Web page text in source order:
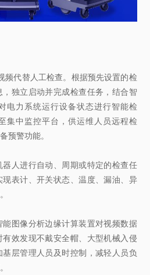
频代替人工检查。根据预先设置的检
独立启动并完成检查任务，结合智
电力系统运行设备状态进行智能检
集中监控平台，供运维人员远程检
预警功能。
人进行自动、周期或特定的检查任
表计、开关状态、温度、漏油、异
图像分析边缘计算装置对视频数据
效发现不戴安全帽、大型机械入侵
层管理人员及时控制，减轻人员负